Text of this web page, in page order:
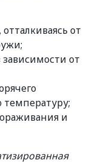
от
от
и